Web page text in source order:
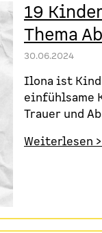
19
Thema
30.06.2024
Ilona ist
einfühlsame
Trauer und
Weiterlesen